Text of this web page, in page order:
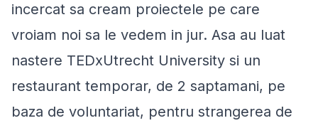
incercat sa cream proiectele pe care
vroiam noi sa le vedem in jur. Asa au luat
nastere TEDxUtrecht University si un
restaurant temporar, de 2 saptamani, pe
baza de voluntariat, pentru strangerea de